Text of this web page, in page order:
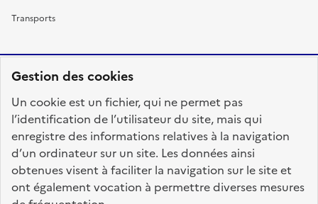
Gestion des cookies
Un cookie est un fichier, qui ne permet pas
l’identification de l’utilisateur du site, mais qui
enregistre des informations relatives à la navigation
d’un ordinateur sur un site. Les données ainsi
obtenues visent à faciliter la navigation sur le site et
ont également vocation à permettre diverses mesures
Transports
FRANÇAISE
fonction-publique.gouv.fr
legifrance.gouv.fr